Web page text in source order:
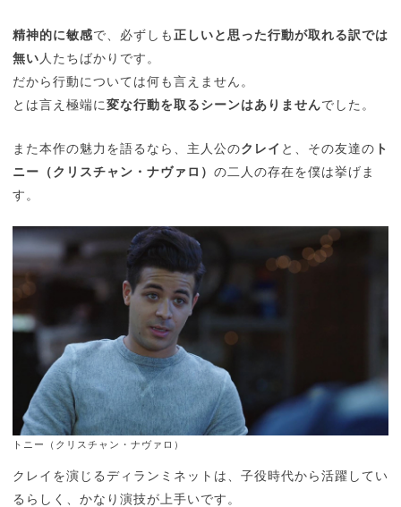
精神的に敏感で、必ずしも正しいと思った行動が取れる訳では
無い 人たちばかりです。
だから行動については何も言えません。
とは言え極端に変な行動を取るシーンはありませんでした。
また本作の魅力を語るなら、主人公のクレイ と、その友達の ト
ニー（クリスチャン・ナヴァロ） の二人の存在を僕は挙げま
す。
トニー（クリスチャン・ナヴァロ）
クレイを演じるディランミネットは、子役時代から活躍してい
るらしく、かなり演技が上手いです。